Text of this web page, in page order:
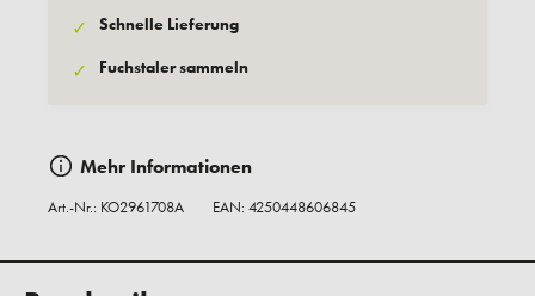
✓ Schnelle Lieferung
✓ Fuchstaler sammeln
Mehr Informationen
Art.-Nr.: KO2961708A EAN: 4250448606845